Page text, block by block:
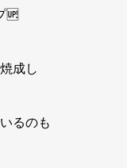
🆙
成し
るのも